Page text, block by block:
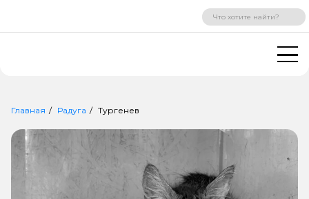
ВХОД РЕГИСТРАЦИЯ
Главная Радуга Тургенев